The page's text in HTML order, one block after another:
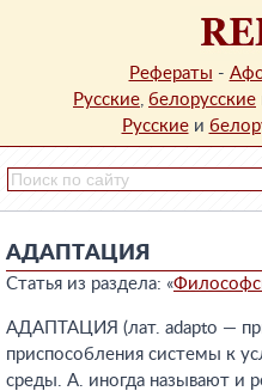
Рефераты -
Русские, белорусские
Русскиеи
АДАПТАЦИЯ
Статья из раздела: «
АДАПТАЦИЯ (лат. adapto —
приспособления системы к
среды. А. иногда называют и